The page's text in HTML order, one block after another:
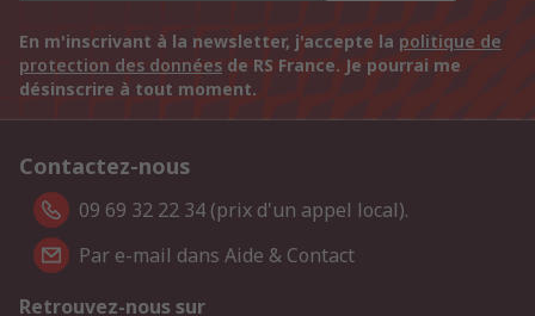
En m'inscrivant à la newsletter, j'accepte la politique de
protection des données de RS France. Je pourrai me
désinscrire à tout moment.
Contactez-nous
09 69 32 22 34 (prix d'un appel local).
Par e-mail dans Aide & Contact
Retrouvez-nous sur